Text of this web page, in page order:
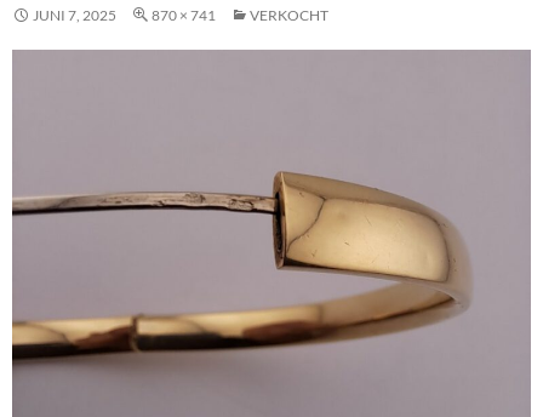
JUNI 7, 2025 870 × 741 VERKOCHT